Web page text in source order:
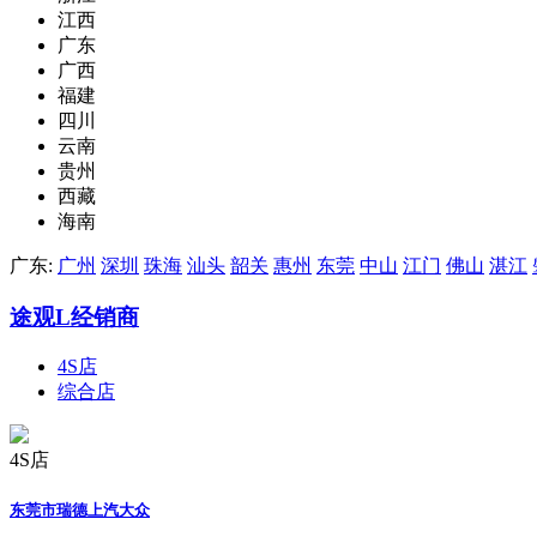
江西
广东
广西
福建
四川
云南
贵州
西藏
海南
广东: 广州 深圳 珠海 汕头 韶关 惠州 东莞 中山 江门 佛山 湛江
途观L经销商
4S店
综合店
4S店
东莞市瑞德上汽大众